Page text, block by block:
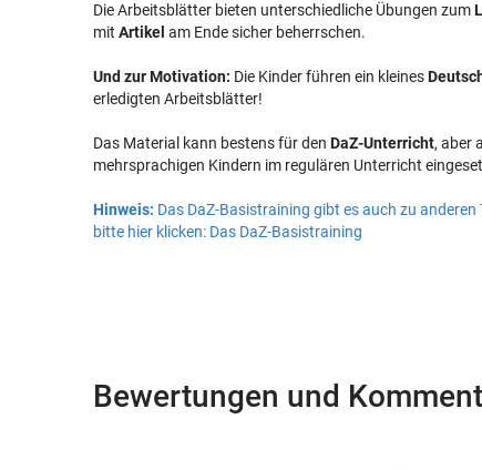
Die Arbeitsblätter bieten unterschiedliche Übungen zum
mit Artikel am Ende sicher beherrschen.
Und zur Motivation: Die Kinder führen ein kleines
erledigten Arbeitsblätter!
Das Material kann bestens für den DaZ-Unterricht, aber
mehrsprachigen Kindern im regulären Unterricht
Hinweis: Das DaZ-Basistraining gibt es auch zu anderen
bitte hier klicken: Das DaZ-Basistraining
Bewertungen und